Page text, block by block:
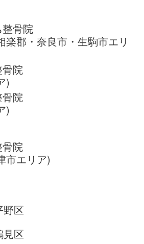
骨院
楽郡・奈良市・生駒市エリ
院
)
院
)
院
市エリア)
野区
見区